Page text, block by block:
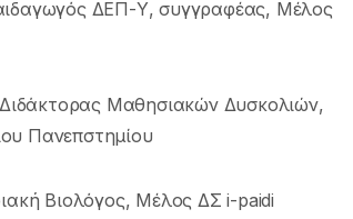
ΔΕΠ-Υ, συγγραφέας, Μέλος
Μαθησιακών Δυσκολιών,
Πανεπστημίου
Βιολόγος, Μέλος ΔΣ i-paidi